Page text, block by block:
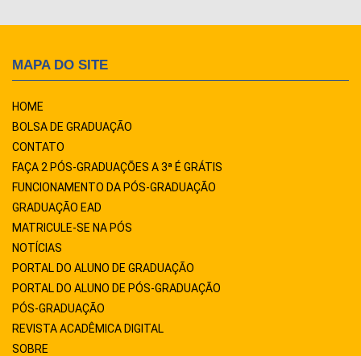
MAPA DO SITE
HOME
BOLSA DE GRADUAÇÃO
CONTATO
FAÇA 2 PÓS-GRADUAÇÕES A 3ª É GRÁTIS
FUNCIONAMENTO DA PÓS-GRADUAÇÃO
GRADUAÇÃO EAD
MATRICULE-SE NA PÓS
NOTÍCIAS
PORTAL DO ALUNO DE GRADUAÇÃO
PORTAL DO ALUNO DE PÓS-GRADUAÇÃO
PÓS-GRADUAÇÃO
REVISTA ACADÊMICA DIGITAL
SOBRE